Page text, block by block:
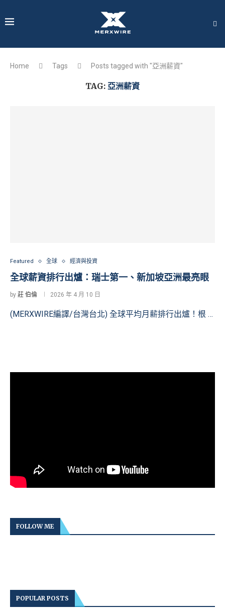
Home Tags Posts tagged with "亞洲薪資"
TAG: 亞洲薪資
Featured 全球 經濟與投資
全球薪資排行出爐：瑞士第一、新加坡亞洲最亮眼
by 莊 伯倫 2026 年 4 月 10 日
(MERXWIRE編譯/台灣台北) 全球平均月薪排行出爐！根 …
FOLLOW ME
POPULAR POSTS